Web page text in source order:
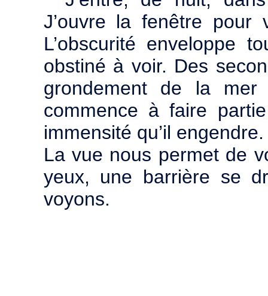
J’ouvre la fenêtre
L’obscurité enveloppe
obstiné à voir. Des
grondement de la mer
commence à faire
immensité qu’il engendre.
La vue nous permet de
yeux, une barrière se
voyons.